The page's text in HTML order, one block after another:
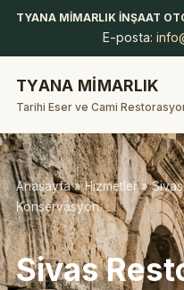
E-posta:
TYANA MİMARLIK
Tarihi Eser ve Cami
Anasayfa»Hizmetler»Sivas
Konservasyon
Sivas